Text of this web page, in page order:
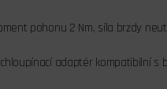
pohonu 2 Nm, síla brzdy
adaptér kompatibilní s